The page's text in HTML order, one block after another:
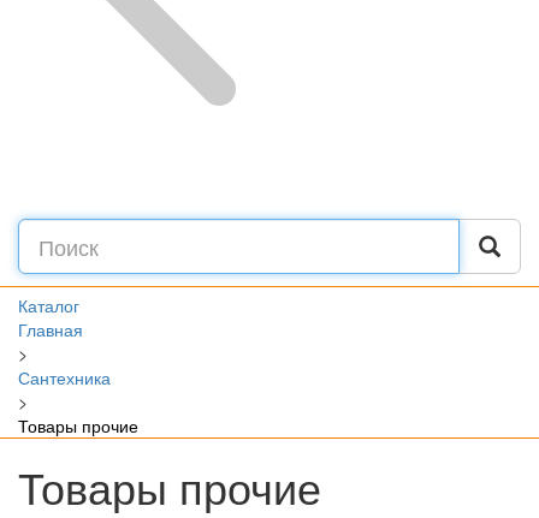
Каталог
Главная
>
Сантехника
>
Товары прочие
Товары прочие